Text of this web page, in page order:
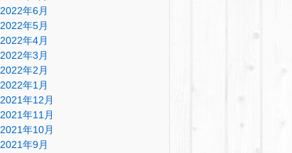
2022年6月
2022年5月
2022年4月
2022年3月
2022年2月
2022年1月
2021年12月
2021年11月
2021年10月
2021年9月